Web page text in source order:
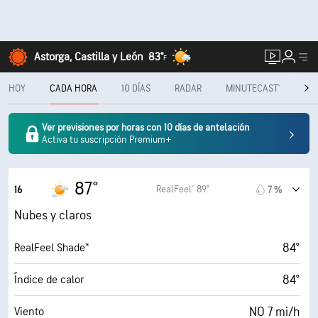
Astorga, Castilla y León 83°F
HOY CADA HORA 10 DÍAS RADAR MINUTECAST®
Ver previsiones por horas con 10 días de antelación
Activa tu suscripción Premium+
16 87° RealFeel® 89° 7 %
Nubes y claros
RealFeel Shade™ 84°
Índice de calor 84°
Viento NO 7 mi/h